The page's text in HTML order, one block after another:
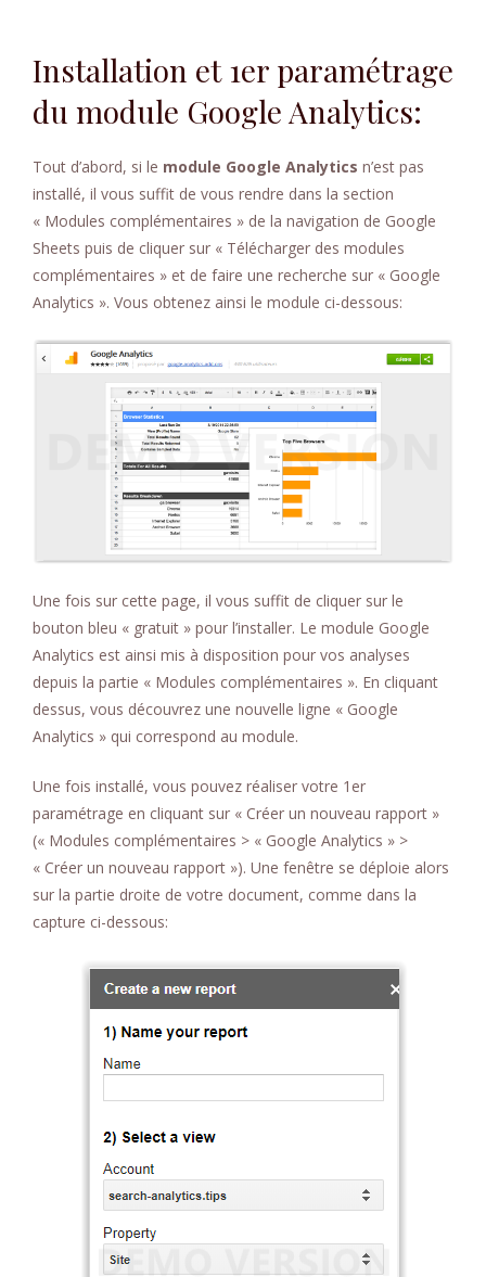
Installation et 1er paramétrage
du module Google Analytics:
Tout d’abord, si le module Google Analytics n’est pas
installé, il vous suffit de vous rendre dans la section
« Modules complémentaires » de la navigation de Google
Sheets puis de cliquer sur « Télécharger des modules
complémentaires » et de faire une recherche sur « Google
Analytics ». Vous obtenez ainsi le module ci-dessous:
Une fois sur cette page, il vous suffit de cliquer sur le
bouton bleu « gratuit » pour l’installer. Le module Google
Analytics est ainsi mis à disposition pour vos analyses
depuis la partie « Modules complémentaires ». En cliquant
dessus, vous découvrez une nouvelle ligne « Google
Analytics » qui correspond au module.
Une fois installé, vous pouvez réaliser votre 1er
paramétrage en cliquant sur « Créer un nouveau rapport »
(« Modules complémentaires > « Google Analytics » >
« Créer un nouveau rapport »). Une fenêtre se déploie alors
sur la partie droite de votre document, comme dans la
capture ci-dessous: